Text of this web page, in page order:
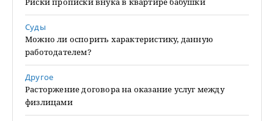
Суды
Можно ли оспорить характеристику, данную
работодателем?
Другое
Расторжение договора на оказание услуг между
физлицами